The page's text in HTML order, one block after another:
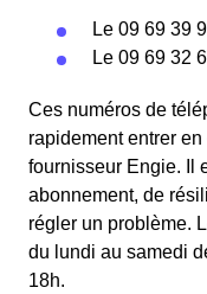
Le 09 69 39
Le 09 69 32
Ces numéros de
rapidement entrer
fournisseur Engie. Il
abonnement, de
régler un problème.
du lundi au samedi
18h.